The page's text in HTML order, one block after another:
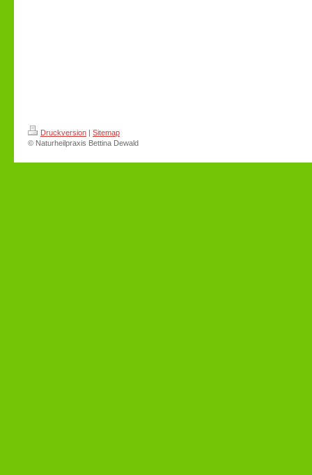
Druckversion | Sitemap
© Naturheilpraxis Bettina Dewald